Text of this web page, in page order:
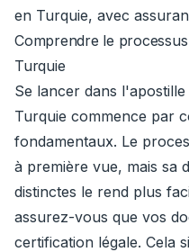
en Turquie, avec
Comprendre le
Turquie
Se lancer dans
Turquie commence par
fondamentaux. Le
à première vue, mais sa
distinctes le rend plus
assurez-vous que vos
certification légale. Cela